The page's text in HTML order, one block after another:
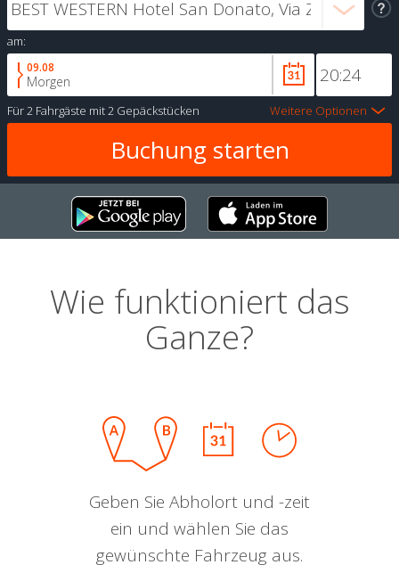
am:
09.08
Morgen
Für2 Fahrgäste mit2 Gepäckstücken Weitere Optionen
Wie funktioniert das
Ganze?
Geben Sie Abholort und -zeit
ein und wählen Sie das
gewünschte Fahrzeug aus.